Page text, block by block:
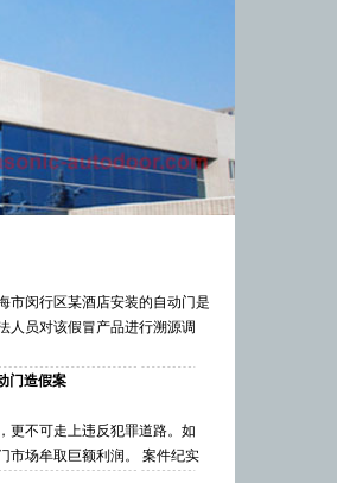
市闵行区某酒店安装的自动门是
人员对该假冒产品进行溯源调
门造假案
更不可走上违反犯罪道路。如
市场牟取巨额利润。 案件纪实